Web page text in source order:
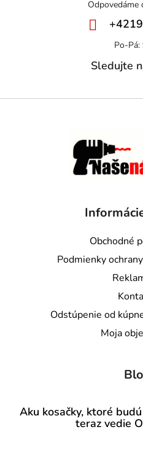
Obchodné
Podmienky
Odstúpenie od
Moja
Aku kosačky, ktoré
teraz vedie